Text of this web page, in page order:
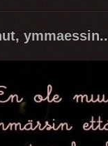
ymmaessin..